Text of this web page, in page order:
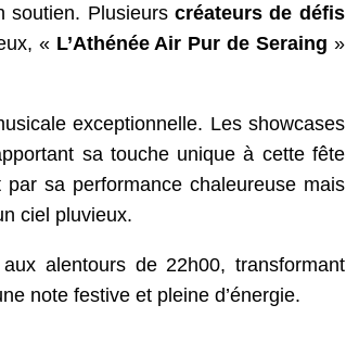
soutien. Plusieurscréateurs de défis
« L’Athénée Air Pur de Seraing »
exceptionnelle. Les showcases
sa touche unique à cette fête
sa performance chaleureuse mais
ciel pluvieux.
alentours de 22h00, transformant
note festive et pleine d’énergie.